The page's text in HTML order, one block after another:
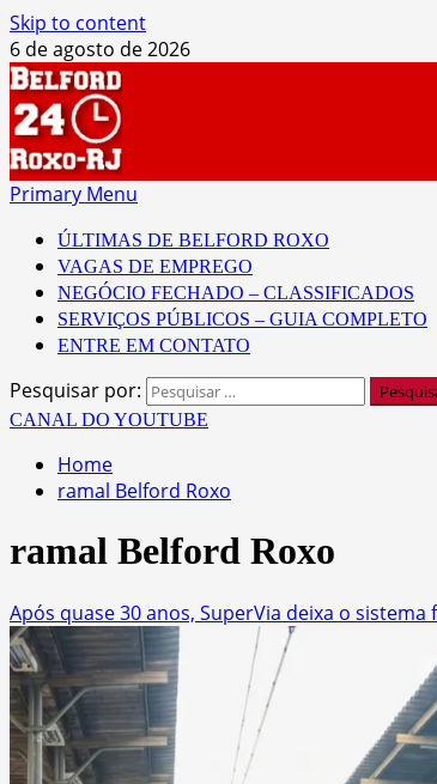
Skip to content
6 de agosto de 2026
Primary Menu
ÚLTIMAS DE BELFORD ROXO
VAGAS DE EMPREGO
NEGÓCIO FECHADO – CLASSIFICADOS
SERVIÇOS PÚBLICOS – GUIA COMPLETO
ENTRE EM CONTATO
Pesquisar por:
CANAL DO YOUTUBE
Home
ramal Belford Roxo
ramal Belford Roxo
Após quase 30 anos, SuperVia deixa o